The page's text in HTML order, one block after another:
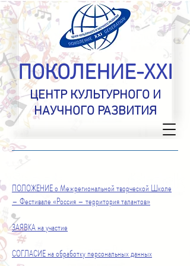
ПОКОЛЕНИЕ-XXI
ЦЕНТР КУЛЬТУРНОГО И
НАУЧНОГО РАЗВИТИЯ
ПОЛОЖЕНИЕ оМежрегиональной творческой Школе
– Фестивале «Россия – территория талантов»
ЗАЯВКА на участие
СОГЛАСИЕ на обработку персональных данных